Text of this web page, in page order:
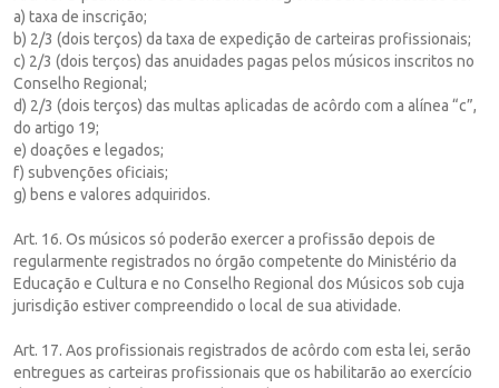
a) taxa de inscrição;
b) 2/3 (dois terços) da taxa de expedição de carteiras profissionais;
c) 2/3 (dois terços) das anuidades pagas pelos músicos inscritos no
Conselho Regional;
d) 2/3 (dois terços) das multas aplicadas de acôrdo com a alínea “c”,
do artigo 19;
e) doações e legados;
f) subvenções oficiais;
g) bens e valores adquiridos.
Art. 16. Os músicos só poderão exercer a profissão depois de
regularmente registrados no órgão competente do Ministério da
Educação e Cultura e no Conselho Regional dos Músicos sob cuja
jurisdição estiver compreendido o local de sua atividade.
Art. 17. Aos profissionais registrados de acôrdo com esta lei, serão
entregues as carteiras profissionais que os habilitarão ao exercício